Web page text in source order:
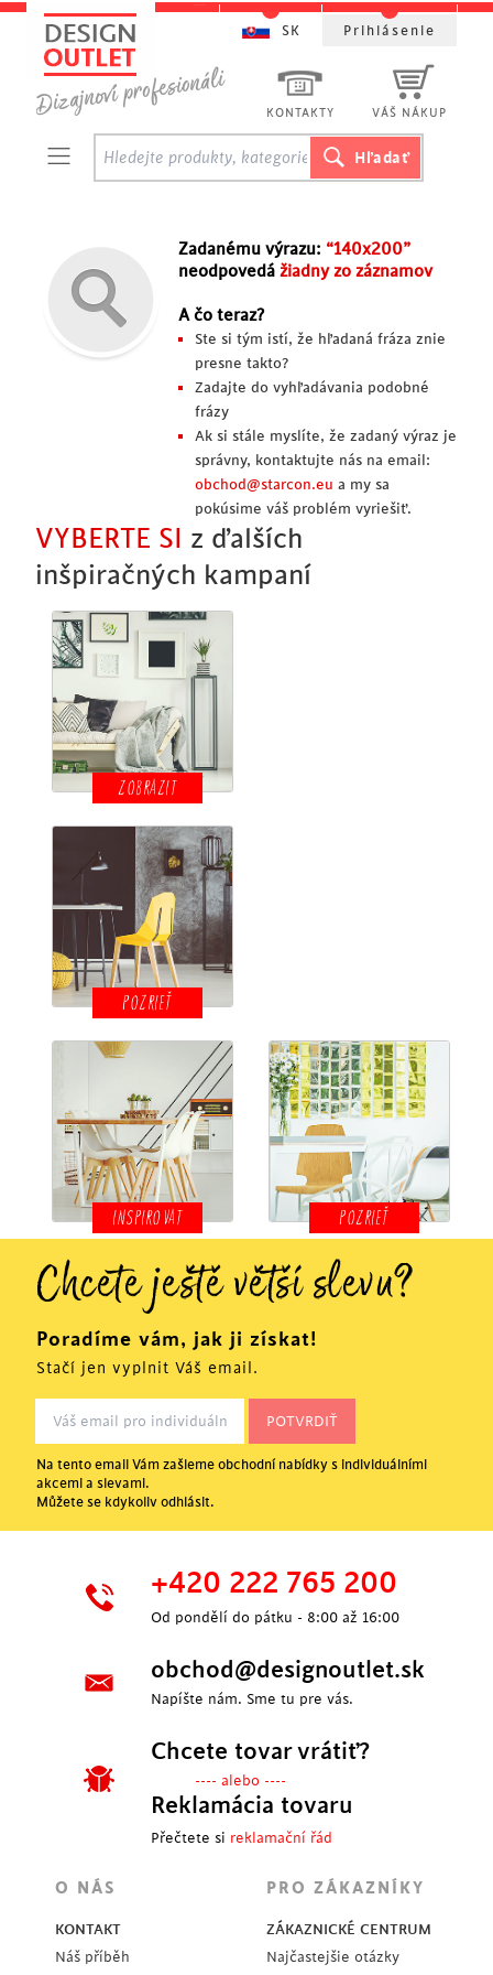
Zadanému výrazu: “140x200”
neodpovedá žiadny zo záznamov
A čo teraz?
Ste si tým istí, že hľadaná fráza znie
presne takto?
Zadajte do vyhľadávania podobné
frázy
Ak si stále myslíte, že zadaný výraz je
správny, kontaktujte nás na email:
obchod@starcon.eu a my sa
pokúsime váš problém vyriešiť.
VYBERTE SI
z ďalších
inšpiračných kampaní
ZOBRAZIT
POZRIEŤ
INSPIROVAT POZRIEŤ
KONTAKTY VÁŠ NÁKUP
SK Prihlásenie
Chcete ještě větší slevu?
Poradíme vám, jak ji získat!
Stačí jen vyplnit Váš email.
Na tento email Vám zašleme obchodní nabídky s individuálními
akcemi a slevami.
Můžete se kdykoliv odhlásit.
+420 222 765 200
Od pondělí do pátku - 8:00 až 16:00
obchod@designoutlet.sk
Napíšte nám. Sme tu pre vás.
Chcete tovar vrátiť?
---- alebo ----
Reklamácia tovaru
Přečtete si reklamační řád
O NÁS
KONTAKT
Náš příběh
PRO ZÁKAZNÍKY
ZÁKAZNICKÉ CENTRUM
Najčastejšie otázky